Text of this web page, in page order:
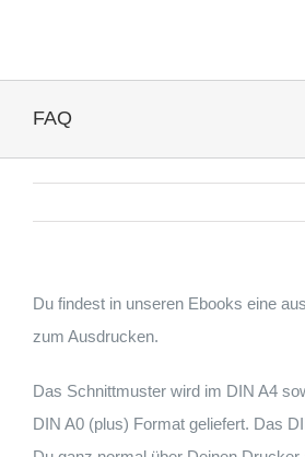
springen
FAQ
Du findest in unseren Ebooks eine
zum Ausdrucken.
Das Schnittmuster wird im DIN A4
DIN A0 (plus) Format geliefert. Das